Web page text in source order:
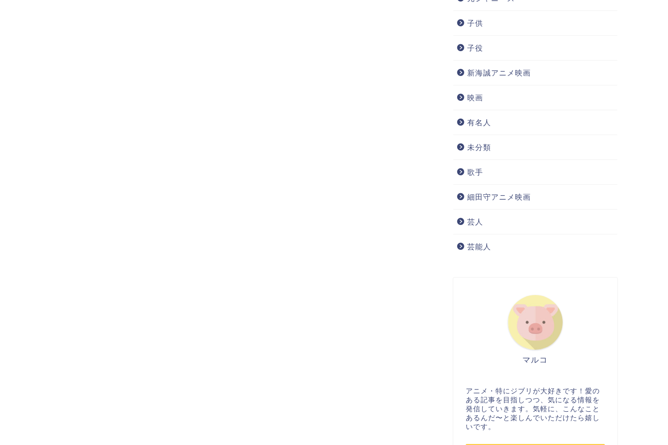
子供
子役
新海誠アニメ映画
映画
有名人
未分類
歌手
細田守アニメ映画
芸人
芸能人
マルコ
アニメ・特にジブリが大好きです！愛の
ある記事を目指しつつ、気になる情報を
発信していきます。気軽に、こんなこと
あるんだ〜と楽しんでいただけたら嬉し
いです。